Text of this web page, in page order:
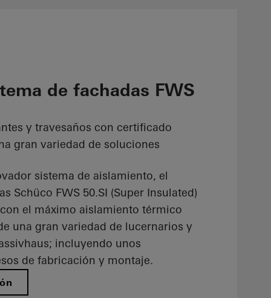
de fachadas FWS
y travesaños con certificado
gran variedad de soluciones
sistema de aislamiento, el
Schüco FWS 50.SI (Super Insulated)
el máximo aislamiento térmico
una gran variedad de lucernarios y
incluyendo unos
de fabricación y montaje.